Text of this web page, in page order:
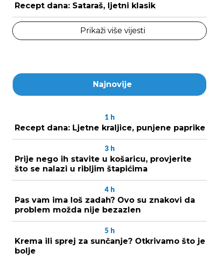
Recept dana: Sataraš, ljetni klasik
Prikaži više vijesti
Najnovije
1 h
Recept dana: Ljetne kraljice, punjene paprike
3 h
Prije nego ih stavite u košaricu, provjerite
što se nalazi u ribljim štapićima
4 h
Pas vam ima loš zadah? Ovo su znakovi da
problem možda nije bezazlen
5 h
Krema ili sprej za sunčanje? Otkrivamo što je
bolje